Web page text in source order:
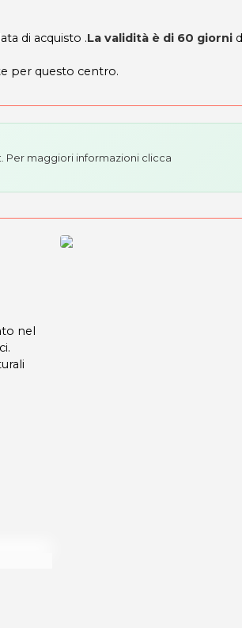
di acquisto .La validità è di 60 giorni
per questo centro.
Per maggiori informazioni clicca
nel